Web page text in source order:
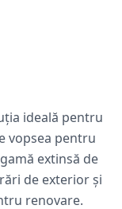
ideală pentru
vopsea pentru
extinsă de
de exterior și
renovare.